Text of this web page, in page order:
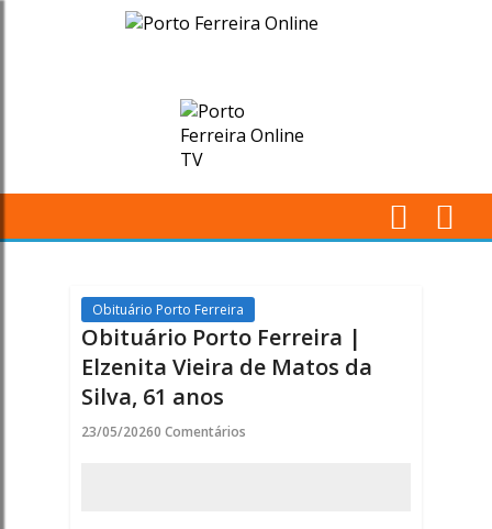
Obituário
Ferreira
de
Matos
da
Obituário Porto Ferreira
Obituário Porto Ferreira |
Elzenita Vieira de Matos da
Silva, 61 anos
23/05/20260 Comentários